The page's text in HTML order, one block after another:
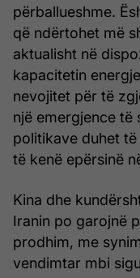
përballueshme.
që ndërtohet më
aktualisht në
kapacitetin
nevojitet për të
një emergjence të
politikave duhet të
të kenë epërsinë
Kina dhe
Iranin po garojnë
prodhim, me
vendimtar mbi